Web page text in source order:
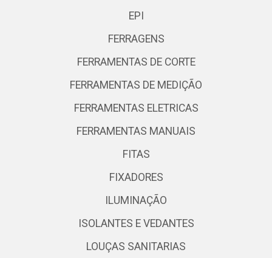
EPI
FERRAGENS
FERRAMENTAS DE CORTE
FERRAMENTAS DE MEDIÇÃO
FERRAMENTAS ELETRICAS
FERRAMENTAS MANUAIS
FITAS
FIXADORES
ILUMINAÇÃO
ISOLANTES E VEDANTES
LOUÇAS SANITARIAS